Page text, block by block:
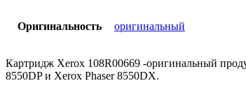
Оригинальность оригинальный
Картридж Xerox 108R00669 -оригинальный
8550DP и Xerox Phaser 8550DX.